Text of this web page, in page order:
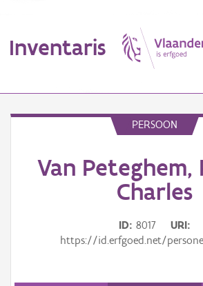
Inventaris
Erfgoedobject
PERSOON
Van Peteghem,
Charles
ID 8017
URI
https://id.erfgoed.net/